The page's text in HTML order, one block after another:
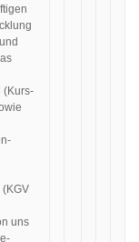
(Kurs-
uns